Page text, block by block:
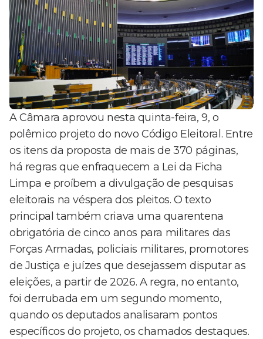
A Câmara aprovou nesta quinta-feira, 9, o
polêmico projeto do novo Código Eleitoral. Entre
os itens da proposta de mais de 370 páginas,
há regras que enfraquecem a Lei da Ficha
Limpa e proíbem a divulgação de pesquisas
eleitorais na véspera dos pleitos. O texto
principal também criava uma quarentena
obrigatória de cinco anos para militares das
Forças Armadas, policiais militares, promotores
de Justiça e juízes que desejassem disputar as
eleições, a partir de 2026. A regra, no entanto,
foi derrubada em um segundo momento,
quando os deputados analisaram pontos
específicos do projeto, os chamados destaques.